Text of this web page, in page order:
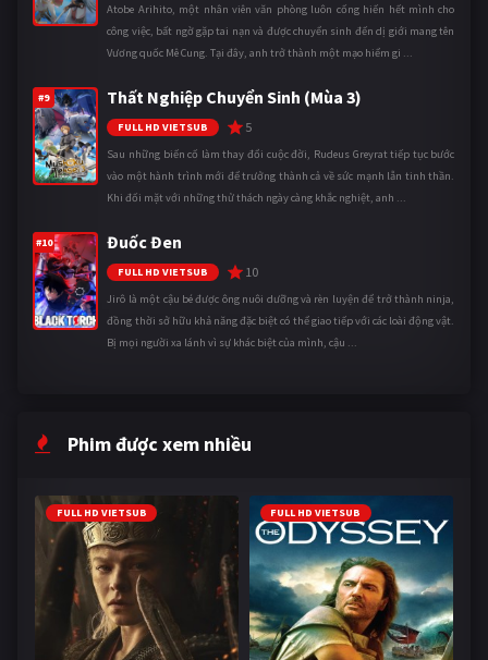
Atobe Arihito, một nhân viên văn phòng luôn cống hiến hết mình cho
công việc, bất ngờ gặp tai nạn và được chuyển sinh đến dị giới mang tên
Vương quốc Mê Cung. Tại đây, anh trở thành một mạo hiểm gi ...
#9 Thất Nghiệp Chuyển Sinh (Mùa 3)
FULL HD VIETSUB 5
Sau những biến cố làm thay đổi cuộc đời, Rudeus Greyrat tiếp tục bước
vào một hành trình mới để trưởng thành cả về sức mạnh lẫn tinh thần.
Khi đối mặt với những thử thách ngày càng khắc nghiệt, anh ...
#10 Đuốc Đen
FULL HD VIETSUB 10
Jirô là một cậu bé được ông nuôi dưỡng và rèn luyện để trở thành ninja,
đồng thời sở hữu khả năng đặc biệt có thể giao tiếp với các loài động vật.
Bị mọi người xa lánh vì sự khác biệt của mình, cậu ...
Phim được xem nhiều
FULL HD VIETSUB FULL HD VIETSUB